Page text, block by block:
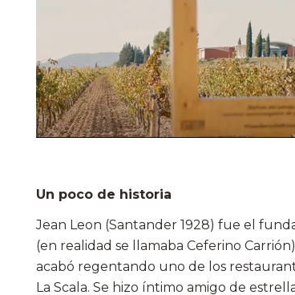
Un poco de historia
Jean Leon (Santander 1928) fue el
(en realidad se llamaba Ceferino
acabó regentando uno de los
La Scala. Se hizo íntimo amigo de